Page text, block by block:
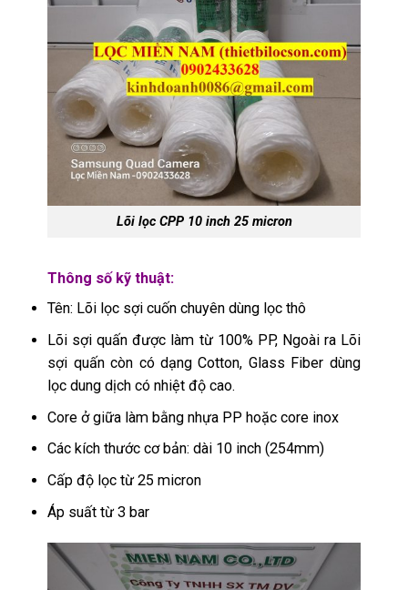
Lõi lọc CPP 10 inch 25 micron
Thông số kỹ thuật:
Tên: Lõi lọc sợi cuốn chuyên dùng lọc thô
Lõi sợi quấn được làm từ 100% PP, Ngoài ra Lõi
sợi quấn còn có dạng Cotton, Glass Fiber dùng
lọc dung dịch có nhiệt độ cao.
Core ở giữa làm bằng nhựa PP hoặc core inox
Các kích thước cơ bản: dài 10 inch (254mm)
Cấp độ lọc từ 25 micron
Áp suất từ 3 bar